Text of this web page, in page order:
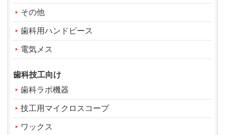
その他
歯科用ハンドピース
電気メス
歯科技工向け
歯科ラボ機器
技工用マイクロスコープ
ワックス